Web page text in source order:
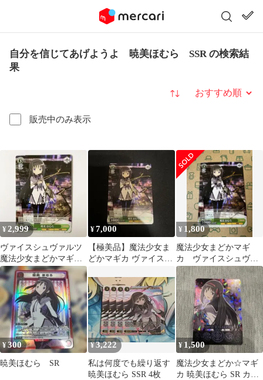
自分を信じてあげようよ 暁美ほむら SSR の検索結
果
販売中のみ表示
並び替え
¥2,999
ヴァイスシュヴァルツ
魔法少女まどかマギカ
暁美ほむら TD サイン
¥7,000
【極美品】魔法少女ま
どかマギカ ヴァイスシ
サインカード
¥ 1,800
魔法少女まどかマギ
カ ヴァイスシュヴァ
ルツ 暁美ほむら TD
箔押し サインカード
¥300
暁美ほむら SR
¥3,222
私は何度でも繰り返す
暁美ほむら SSR 4枚
¥1,500
魔法少女まどか☆マギ
カ 暁美ほむら SR カー